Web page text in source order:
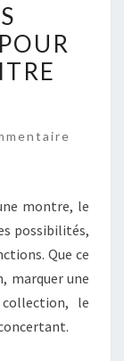
montre, le
possibilités,
Que ce
marquer une
le